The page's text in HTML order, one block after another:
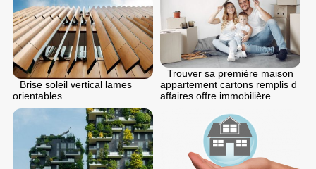
Trouver sa première maison
appartement cartons remplis d
affaires offre immobilière
Brise soleil vertical lames
orientables